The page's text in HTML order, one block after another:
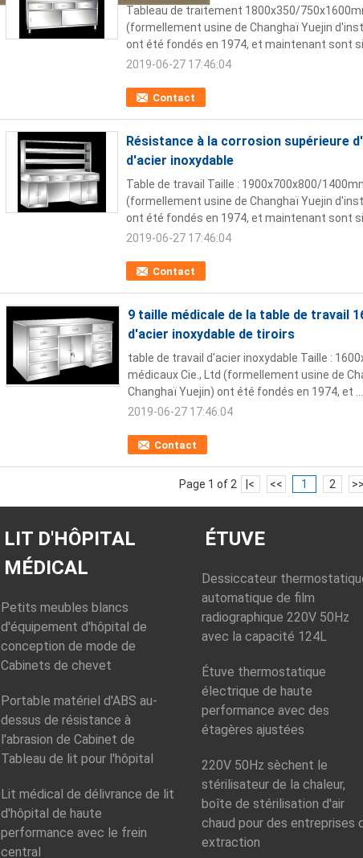
Contact
Tableau de traitement 1800x350/
(formellement usine de Changhaï Yuejin
ont été fondés en 1974, et maintenant sont
2019-06-27 17:46:04
Résistance à la corrosion supérieure
d'acier inoxydable
Contact
Table de travail Taille : 1900x700x800/
(formellement usine de Changhaï Yuejin
ont été fondés en 1974, et maintenant sont
2019-06-27 17:46:04
9 taille médicale de la table de travail
d'acier inoxydable de tiroirs
Contact
table de travail d'acier inoxydable Taille :
médicaux Cie., Ltd (formellement usine de
Changhaï Yuejin) ont été fondés en 1974, et ...
2019-06-27 17:46:04
Page 1 of 2 |< << 1 2 >>
LIT D'HÔPITAL
MÉDICAL
Petits meubles blancs
d'équipement d'hôpital de
conception de mode de
Cabinets de chevet
Portable matériel d'ABS au-
dessus de résistance à
l'abrasion de Cabinet de
Tableau de lit pour l'hôpital
Lit médical de délivrance de lit
d'hôpital de haute
performance avec le frein
central
ÉTUVE
Dessiccateur
automatique de film
radiographique 220V 50Hz
avec la capacité 124L
Étuve thermostatique
électrique de haute
performance avec des
étagères ajustées
220V 50Hz sèchent le
stérilisateur de la chaleur,
boîte de stérilisation d'air
chaud pour des entreprises
extraction